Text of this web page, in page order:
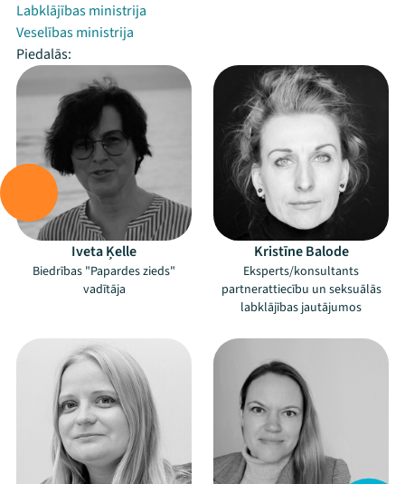
Labklājības ministrija
Veselības ministrija
Piedalās:
Iveta Ķelle
Biedrības "Papardes zieds"
vadītāja
Kristīne Balode
Eksperts/konsultants
partnerattiecību un seksuālās
labklājības jautājumos